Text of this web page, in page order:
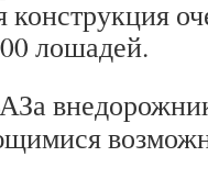
лошадей.